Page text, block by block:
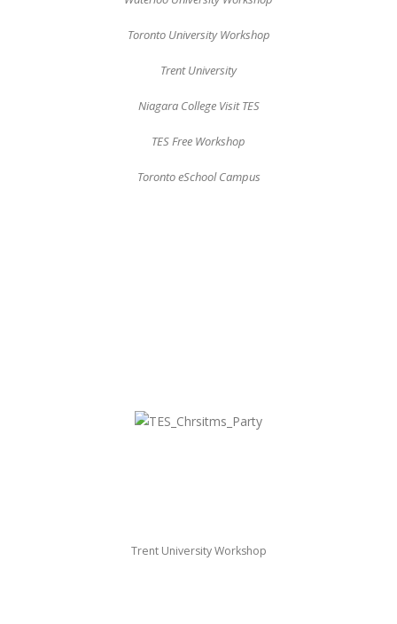
Toronto University Workshop
Trent University
Niagara College Visit TES
TES Free Workshop
Toronto eSchool Campus
Trent University Workshop